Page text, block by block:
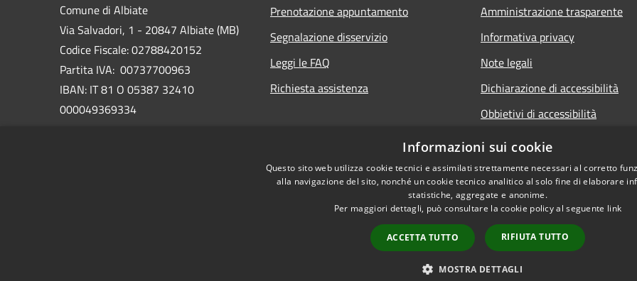
Comune di Albiate
Via Salvadori, 1 - 20847 Albiate (MB)
Codice Fiscale: 02788420152
Partita IVA: 00737700963
IBAN: IT 81 O 05387 32410
000049369334
Prenotazione appuntamento
Segnalazione disservizio
Leggi le FAQ
Richiesta assistenza
Amministrazione trasparente
Informativa privacy
Note legali
Dichiarazione di accessibilità
Obbietivi di accessibilità
Copyright © 2026 •
Informazioni sui cookie
Questo sito web utilizza cookie tecnici e assimilati strettamente necessari al corretto
alla navigazione del sito, nonché un cookie tecnico analitico al solo fine di elaborare
statistiche, aggregate e anonime.
Per maggiori dettagli, può consultare la cookie policy al seguente link
ACCETTA TUTTO RIFIUTA TUTTO
MOSTRA DETTAGLI